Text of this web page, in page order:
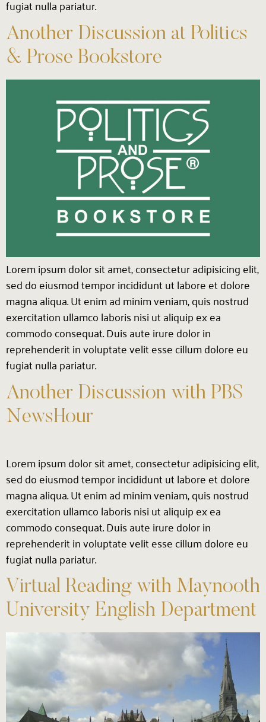
fugiat nulla pariatur.
Another Discussion at Politics
& Prose Bookstore
Lorem ipsum dolor sit amet, consectetur adipisicing elit,
sed do eiusmod tempor incididunt ut labore et dolore
magna aliqua. Ut enim ad minim veniam, quis nostrud
exercitation ullamco laboris nisi ut aliquip ex ea
commodo consequat. Duis aute irure dolor in
reprehenderit in voluptate velit esse cillum dolore eu
fugiat nulla pariatur.
Another Discussion with PBS
NewsHour
Lorem ipsum dolor sit amet, consectetur adipisicing elit,
sed do eiusmod tempor incididunt ut labore et dolore
magna aliqua. Ut enim ad minim veniam, quis nostrud
exercitation ullamco laboris nisi ut aliquip ex ea
commodo consequat. Duis aute irure dolor in
reprehenderit in voluptate velit esse cillum dolore eu
fugiat nulla pariatur.
Virtual Reading with Maynooth
University English Department